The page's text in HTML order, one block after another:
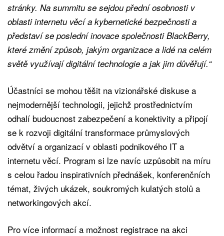
stránky. Na summitu se sejdou přední osobnosti v
oblasti internetu věcí a kybernetické bezpečnosti a
představí se poslední inovace společnosti BlackBerry,
které změní způsob, jakým organizace a lidé na celém
světě využívají digitální technologie a jak jim důvěřují.“
Účastníci se mohou těšit na vizionářské diskuse a
nejmodernější technologii, jejichž prostřednictvím
odhalí budoucnost zabezpečení a konektivity a připojí
se k rozvoji digitální transformace průmyslových
odvětví a organizací v oblasti podnikového IT a
internetu věcí. Program si lze navíc uzpůsobit na míru
s celou řadou inspirativních přednášek, konferenčních
témat, živých ukázek, soukromých kulatých stolů a
networkingových akcí.
Pro více informací a možnost registrace na akci